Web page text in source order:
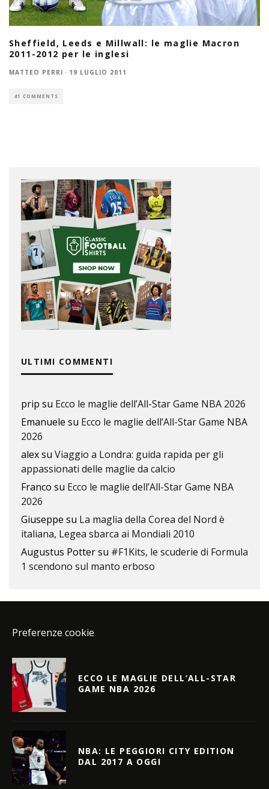
Sheffield, Leeds e Millwall: le maglie Macron
2011-2012 per le inglesi
MATTEO PERRI · 19 LUGLIO 2011
41 COMMENTS
ULTIMI COMMENTI
prip su Ecco le maglie dell’All-Star Game NBA 2026
Emanuele su Ecco le maglie dell’All-Star Game NBA
2026
alexsu Viaggio a Londra: guida rapida per gli
appassionati delle maglie da calcio
Franco su Ecco le maglie dell’All-Star Game NBA
2026
Giuseppe su La maglia della Corea del Nord è
italiana, Legea sbarca ai Mondiali 2010
Augustus Pottersu #F1Kits, le scuderie di Formula
1 scendono sul manto erboso
Preferenze cookie
ECCO LE MAGLIE DELL’ALL-STAR
GAME NBA 2026
NBA: LE PEGGIORI CITY EDITION
DAL 2017 A OGGI